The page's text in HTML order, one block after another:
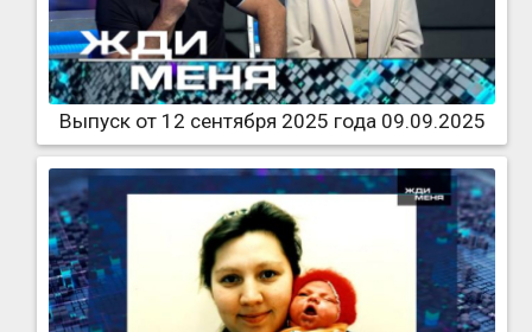
Выпуск от 12 сентября 2025 года 09.09.2025